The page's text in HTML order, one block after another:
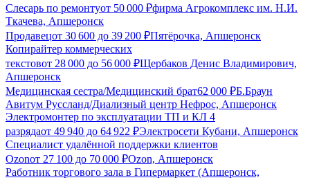
Слесарь по ремонтуот 50 000 ₽фирма Агрокомплекс им. Н.И.
Ткачева, Апшеронск
Продавецот 30 600 до 39 200 ₽Пятёрочка, Апшеронск
Копирайтер коммерческих
текстовот 28 000 до 56 000 ₽Щербаков Денис Владимирович,
Апшеронск
Медицинская сестра/Медицинский брат62 000 ₽Б.Браун
Авитум Руссланд/Диализный центр Нефрос, Апшеронск
Электромонтер по эксплуатации ТП и КЛ 4
разрядаот 49 940 до 64 922 ₽Электросети Кубани, Апшеронск
Специалист удалённой поддержки клиентов
Ozonот 27 100 до 70 000 ₽Ozon, Апшеронск
Работник торгового зала в Гипермаркет (Апшеронск,